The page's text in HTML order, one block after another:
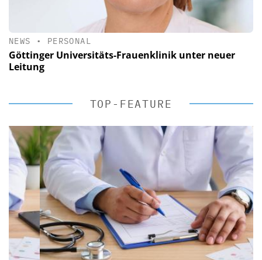
NEWS • PERSONAL
Göttinger Universitäts-Frauenklinik unter neuer
Leitung
TOP-FEATURE